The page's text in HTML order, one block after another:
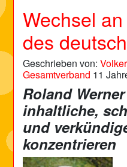
Wechsel
des
Geschrieben von:
Gesamtverband 11
Roland
inhaltliche,
und
konzentrieren